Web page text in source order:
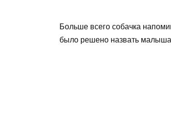
Больше всего собачка
было решено назвать